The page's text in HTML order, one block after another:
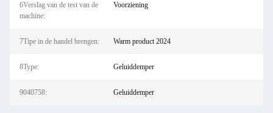
6Verslag van de test van de
machine:
Voorziening
7Tipe in de handel brengen: Warm product 2024
8Type: Geluiddemper
9040758: Geluiddemper